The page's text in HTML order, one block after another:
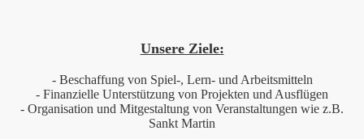
Unsere Ziele:
- Beschaffung von Spiel-, Lern- und Arbeitsmitteln
- Finanzielle Unterstützung von Projekten und Ausflügen
- Organisation und Mitgestaltung von Veranstaltungen wie z.B.
Sankt Martin
Holzlandknirpse e.V.